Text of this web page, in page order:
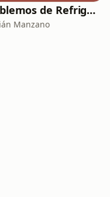
Hablemos de Refrigeración con Quimobásicos
Manzano